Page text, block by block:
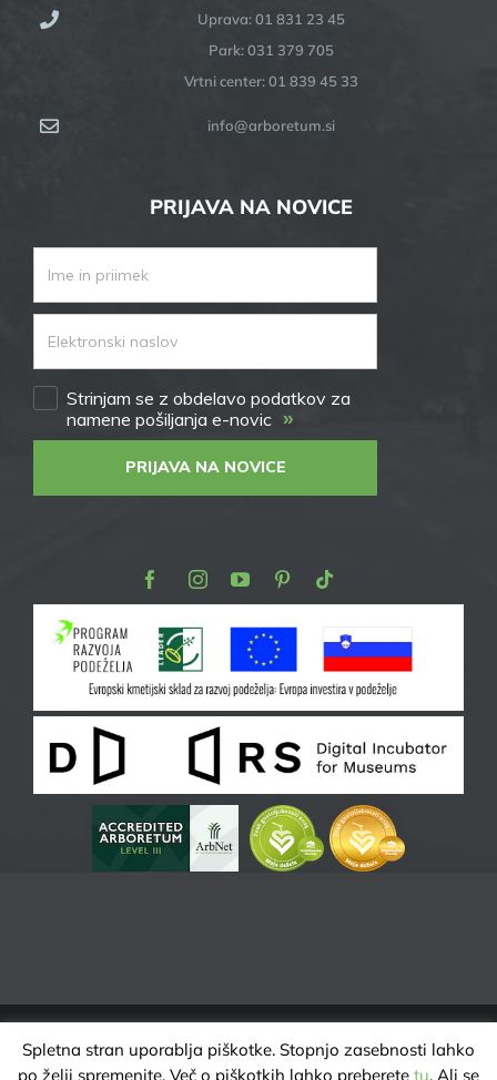
Uprava: 01 831 23 45
Park: 031 379 705
Vrtni center: 01 839 45 33
info@arboretum.si
PRIJAVA NA NOVICE
Strinjam se z obdelavo podatkov za
namene pošiljanja e-novic »
PRIJAVA NA NOVICE
FacebookInstagram
YoutubePinterest
ARBORETUM VOLČJI POTOK | VSE PRAVICE PRIDRŽANE @ 2025 |
Spletna stran uporablja piškotke. Stopnjo zasebnosti lahko
po želji spremenite. Več o piškotkih lahko preberete tu. Ali se